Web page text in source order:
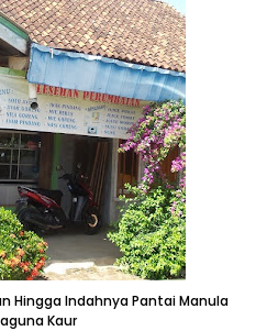
Hingga Indahnya Pantai Manula
Kaur